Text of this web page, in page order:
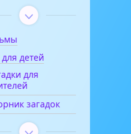
детей
для
загадок